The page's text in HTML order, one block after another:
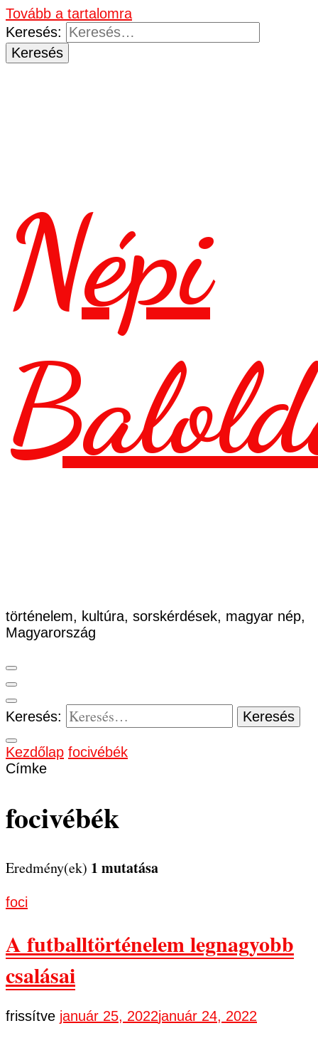
Tovább a tartalomra
Keresés:
Népi
történelem, kultúra, sorskérdések, magyar nép,
Magyarország
Keresés:
Kezdőlap focivébék
Címke
focivébék
Eredmény(ek) 1 mutatása
foci
A futballtörténelem legnagyobb
csalásai
frissítve január 25, 2022január 24, 2022